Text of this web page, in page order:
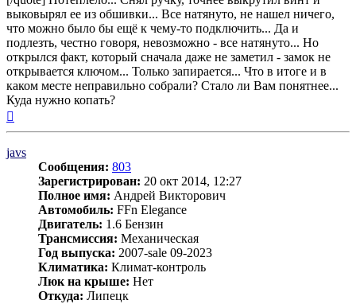
выковырял ее из обшивки... Все натянуто, не нашел ничего,
что можно было бы ещё к чему-то подключить... Да и
подлезть, честно говоря, невозможно - все натянуто... Но
открылся факт, который сначала даже не заметил - замок не
открывается ключом... Только запирается... Что в итоге и в
каком месте неправильно собрали? Стало ли Вам понятнее...
Куда нужно копать?
javs
Сообщения: 803
Зарегистрирован: 20 окт 2014, 12:27
Полное имя: Андрей Викторович
Автомобиль: FFn Elegance
Двигатель: 1.6 Бензин
Трансмиссия: Механическая
Год выпуска: 2007-sale 09-2023
Климатика: Климат-контроль
Люк на крыше: Нет
Откуда: Липецк